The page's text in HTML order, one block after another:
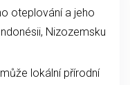
oteplování a jeho
Nizozemsku
lokální přírodní